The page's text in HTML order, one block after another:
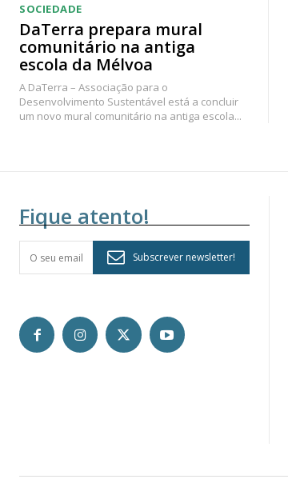
SOCIEDADE
DaTerra prepara mural
comunitário na antiga
escola da Mélvoa
A DaTerra – Associação para o
Desenvolvimento Sustentável está a concluir
um novo mural comunitário na antiga escola...
Fique atento!
Subscrever newsletter!